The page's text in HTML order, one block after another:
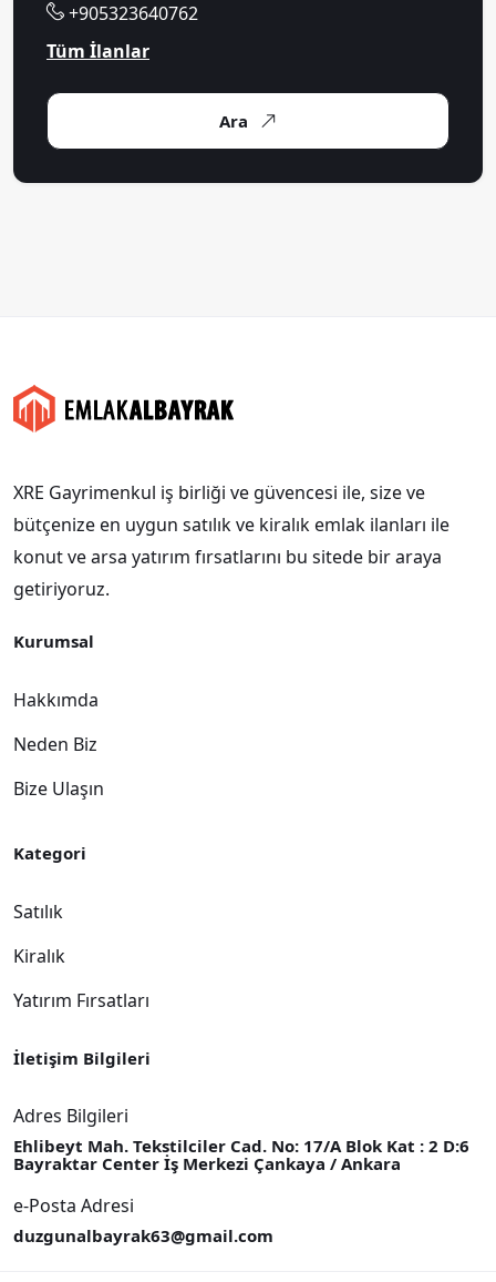
+905323640762
Tüm İlanlar
Ara
XRE Gayrimenkul iş birliği ve güvencesi ile, size ve
bütçenize en uygun satılık ve kiralık emlak ilanları ile
konut ve arsa yatırım fırsatlarını bu sitede bir araya
getiriyoruz.
Kurumsal
Hakkımda
Neden Biz
Bize Ulaşın
Kategori
Satılık
Kiralık
Yatırım Fırsatları
İletişim Bilgileri
Adres Bilgileri
Ehlibeyt Mah. Tekstilciler Cad. No: 17/A Blok Kat : 2 D:6
Bayraktar Center İş Merkezi Çankaya / Ankara
e-Posta Adresi
duzgunalbayrak63@gmail.com